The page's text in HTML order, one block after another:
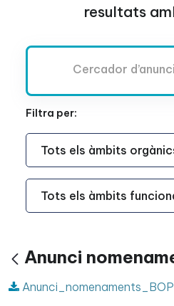
resultats
Filtra per:
Àmbit Funcional
Àmbit Funcional
Vés enrere
Anunci